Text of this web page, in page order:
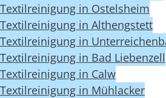
Textilreinigung in Ostelsheim
Textilreinigung in Althengstett
Textilreinigung in
Textilreinigung in Bad Liebenzell
Textilreinigung in Calw
Textilreinigung in Mühlacker